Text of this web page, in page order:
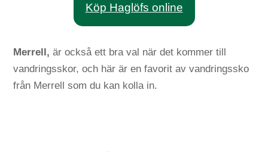
Köp Haglöfs online
Merrell,är också ett bra val när det kommer till
vandringsskor, och här är en favorit av vandringssko
från Merrell som du kan kolla in.